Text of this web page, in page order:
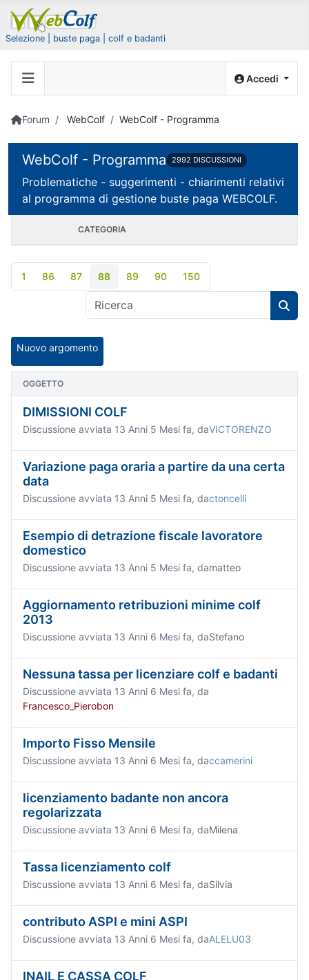
Selezione | buste paga | colf e badanti
Accedi
Forum WebColf WebColf - Programma
WebColf - Programma 2992 DISCUSSIONI
Problematiche - suggerimenti - chiarimenti relativi
al programma di gestione buste paga WEBCOLF.
CATEGORIA
1 86 87 88 89 90 150
Nuovo argomento
OGGETTO
DIMISSIONI COLF
Discussione avviata 13 Anni 5 Mesi fa, daVICTORENZO
Variazione paga oraria a partire da una certa
data
Discussione avviata 13 Anni 5 Mesi fa, dactoncelli
Esempio di detrazione fiscale lavoratore
domestico
Discussione avviata 13 Anni 5 Mesi fa, damatteo
Aggiornamento retribuzioni minime colf
2013
Discussione avviata 13 Anni 6 Mesi fa, daStefano
Nessuna tassa per licenziare colf e badanti
Discussione avviata 13 Anni 6 Mesi fa, da
Francesco_Pierobon
Importo Fisso Mensile
Discussione avviata 13 Anni 6 Mesi fa, daccamerini
licenziamento badante non ancora
regolarizzata
Discussione avviata 13 Anni 6 Mesi fa, daMilena
Tassa licenziamento colf
Discussione avviata 13 Anni 6 Mesi fa, daSilvia
contributo ASPI e mini ASPI
Discussione avviata 13 Anni 6 Mesi fa, daALELU03
INAIL E CASSA COLF